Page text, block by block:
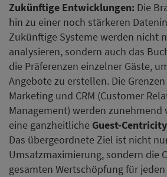
Zukünftige Entwicklungen: Die
hin zu einer noch stärkeren
Zukünftige Systeme werden nicht
analysieren, sondern auch das
die Präferenzen einzelner Gäste,
Angebote zu erstellen. Die
Marketing und CRM (Customer
Management) werden zunehmend
eine ganzheitliche Guest-Centricity
Das übergeordnete Ziel ist nicht
Umsatzmaximierung, sondern die
gesamten Wertschöpfung für